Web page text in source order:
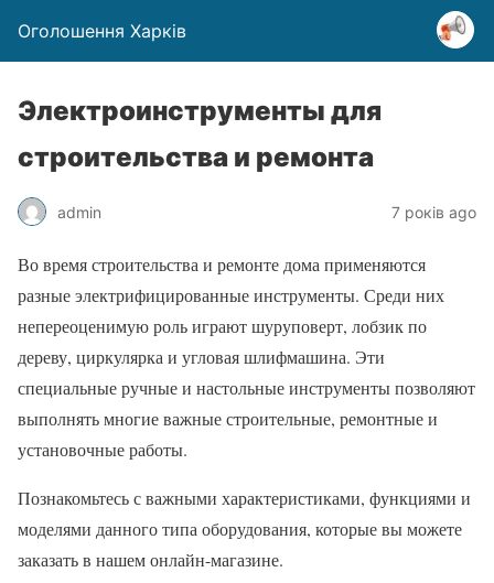
Оголошення Харків
Электроинструменты для
строительства и ремонта
admin 7 років ago
Во время строительства и ремонте дома применяются
разные электрифицированные инструменты. Среди них
непереоценимую роль играют шуруповерт, лобзик по
дереву, циркулярка и угловая шлифмашина. Эти
специальные ручные и настольные инструменты позволяют
выполнять многие важные строительные, ремонтные и
установочные работы.
Познакомьтесь с важными характеристиками, функциями и
моделями данного типа оборудования, которые вы можете
заказать в нашем онлайн-магазине.